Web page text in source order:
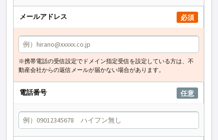
メールアドレス 必須
※携帯電話の受信設定でドメイン指定受信を設定している方は、不
動産会社からの返信メールが届かない場合があります。
電話番号 任意